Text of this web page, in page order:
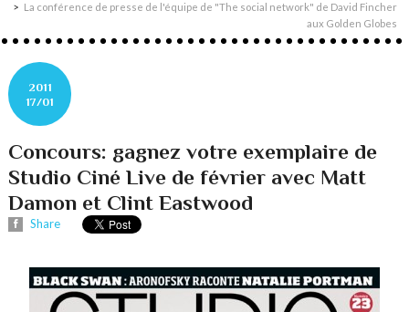
La conférence de presse de l'équipe de "The social network" de David Fincher
aux Golden Globes
2011
17/01
Concours: gagnez votre exemplaire de
Studio Ciné Live de février avec Matt
Damon et Clint Eastwood
Share